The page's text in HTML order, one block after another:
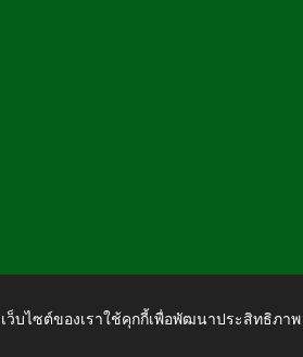
เว็บไซต์ของเราใช้คุกกี้เพื่อพัฒนาประสิทธิภ